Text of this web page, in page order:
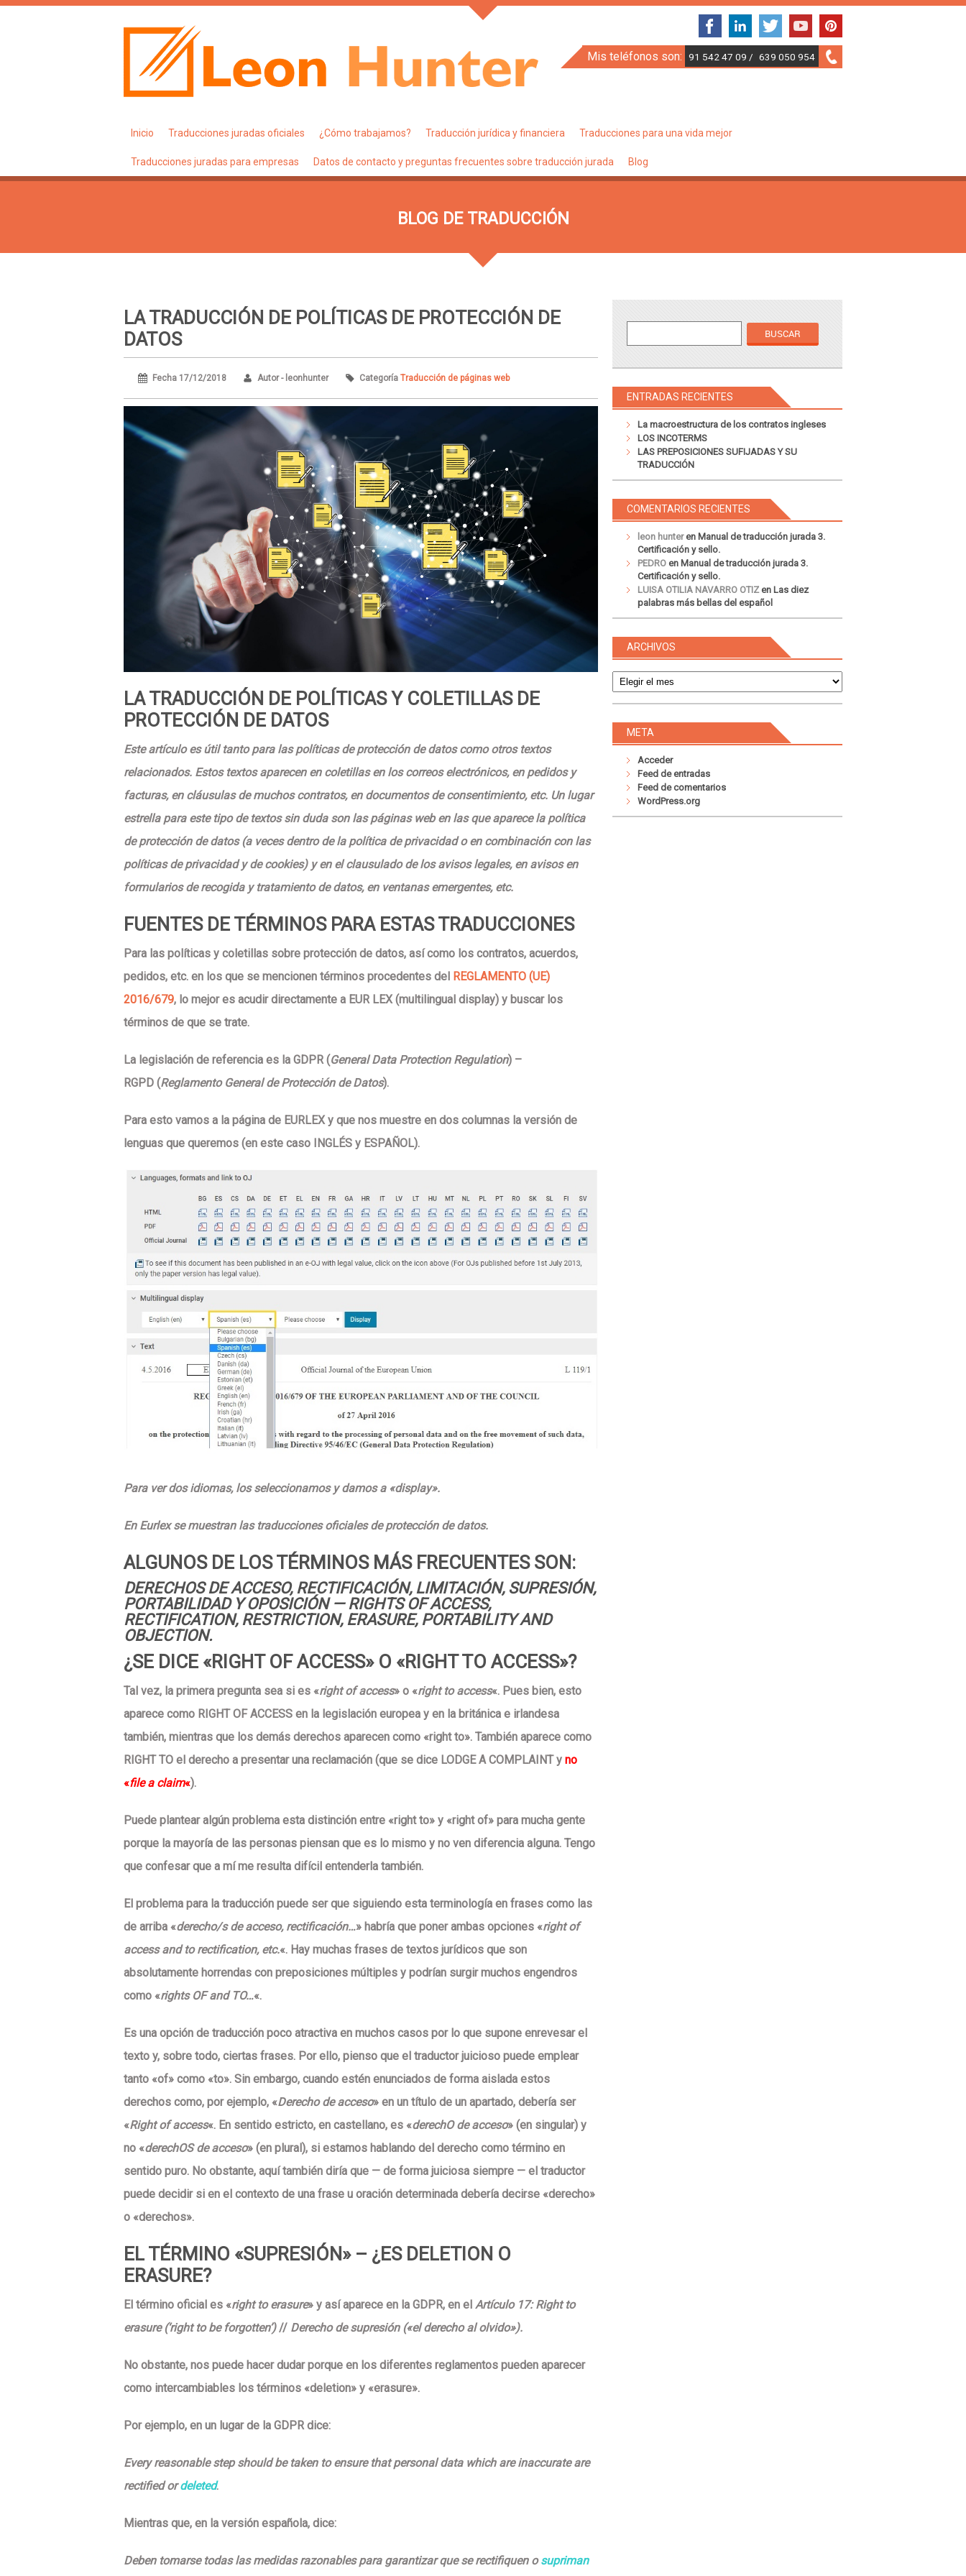
Mis teléfonos son: 91 542 47 09 / 639 050 954
Inicio Traducciones juradas oficiales ¿Cómo trabajamos? Traducción jurídica y financiera Traducciones para una vida mejor
Traducciones juradas para empresas Datos de contacto y preguntas frecuentes sobre traducción jurada Blog
BLOG DE TRADUCCIÓN
LA TRADUCCIÓN DE POLÍTICAS DE PROTECCIÓN DE
DATOS
Fecha 17/12/2018 Autor - leonhunter Categoría Traducción de páginas web
LA TRADUCCIÓN DE POLÍTICAS Y COLETILLAS DE
PROTECCIÓN DE DATOS
Este artículo es útil tanto para las políticas de protección de datos como otros textos
relacionados. Estos textos aparecen en coletillas en los correos electrónicos, en pedidos y
facturas, en cláusulas de muchos contratos, en documentos de consentimiento, etc. Un lugar
estrella para este tipo de textos sin duda son laspáginas weben las que aparece la política
de protección de datos (a veces dentro de la política de privacidad o en combinación con las
políticas de privacidad y de cookies) y en el clausulado de los avisos legales, en avisos en
formularios de recogida y tratamiento de datos, en ventanas emergentes, etc.
FUENTES DE TÉRMINOS PARA ESTAS TRADUCCIONES
Para las políticas y coletillas sobre protección de datos, así como los contratos, acuerdos,
pedidos, etc. en los que se mencionen términos procedentes del REGLAMENTO (UE)
2016/679, lo mejor es acudir directamente a EUR LEX (multilingual display) y buscar los
términos de que se trate.
La legislación de referencia es la GDPR(General Data Protection Regulation) –
RGPD (Reglamento General de Protección de Datos).
Para esto vamos a la página de EURLEX y que nos muestre en dos columnas la versión de
lenguas que queremos (en este caso INGLÉS y ESPAÑOL).
Para ver dos idiomas, los seleccionamos y damos a «display».
En Eurlex se muestran las traducciones oficiales de protección de datos.
ALGUNOS DE LOS TÉRMINOS MÁS FRECUENTES SON:
DERECHOS DE ACCESO, RECTIFICACIÓN, LIMITACIÓN, SUPRESIÓN,
PORTABILIDAD Y OPOSICIÓN — RIGHTS OF ACCESS,
RECTIFICATION, RESTRICTION, ERASURE, PORTABILITY AND
OBJECTION.
¿SE DICE «RIGHT OF ACCESS» O «RIGHT TO ACCESS»?
Tal vez, la primera pregunta sea si es «right of access» o «right to access«. Pues bien, esto
aparece como RIGHT OF ACCESS en la legislación europea y en la británica e irlandesa
también, mientras que los demás derechos aparecen como «right to». También aparece como
RIGHT TO el derecho a presentar una reclamación (que se dice LODGE A COMPLAINTy no
«file a claim«).
Puede plantear algún problema esta distinción entre «right to» y «right of» para mucha gente
porque la mayoría de las personas piensan que es lo mismo y no ven diferencia alguna. Tengo
que confesar que a míme resulta difícil entenderla también.
El problema para la traducción puede ser que siguiendo esta terminología en frases como las
de arriba «derecho/s de acceso, rectificación…» habría que poner ambas opciones «rightof
access andtorectification, etc.«. Hay muchas frases de textos jurídicos que son
absolutamente horrendas con preposiciones múltiples y podrían surgir muchos engendros
como «rights OF and TO…«.
Es una opción de traducción poco atractiva en muchos casos por lo que supone enrevesar el
texto y, sobre todo, ciertas frases. Por ello, pienso que el traductor juicioso puede emplear
tanto «of» como «to». Sin embargo, cuando estén enunciados de forma aislada estos
derechos como, por ejemplo, «Derecho de acceso» en un título de un apartado, debería ser
«Right of access«. En sentido estricto, en castellano, es «derechOde acceso» (en singular) y
no «derechOSde acceso» (en plural), si estamos hablando del derecho como término en
sentido puro. No obstante, aquí también diría que — de forma juiciosa siempre — el traductor
puede decidir si en el contexto de una frase u oración determinada debería decirse «derecho»
o «derechos».
EL TÉRMINO «SUPRESIÓN» – ¿ES DELETION O
ERASURE?
El término oficial es «right to erasure» y así aparece en la GDPR, en el Artículo 17: Right to
erasure(‘right to be forgotten’)// Derecho de supresión(«el derecho al olvido»).
No obstante, nos puede hacer dudar porque en los diferentes reglamentos pueden aparecer
como intercambiables los términos «deletion» y «erasure».
Por ejemplo, en un lugar de la GDPR dice:
Every reasonable step should be taken to ensure that personal data which are inaccurate are
rectified ordeleted.
Mientras que, en la versión española, dice:
Deben tomarse todas las medidas razonables para garantizar que se rectifiquen osupriman
ENTRADAS RECIENTES
La macroestructura de los contratos ingleses
LOS INCOTERMS
LAS PREPOSICIONES SUFIJADAS Y SU
TRADUCCIÓN
COMENTARIOS RECIENTES
leon hunteren Manual de traducción jurada 3.
Certificación y sello.
PEDRO en Manual de traducción jurada 3.
Certificación y sello.
LUISA OTILIA NAVARRO OTIZen Las diez
palabras más bellas del español
ARCHIVOS
META
Acceder
Feed de entradas
Feed de comentarios
WordPress.org